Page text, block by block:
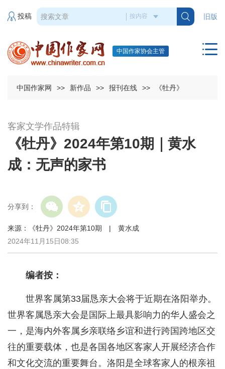
旧版
投稿
中国作家协会主管
中国作家网 >> 新作品 >> 报刊在线 >> 《牡丹》
客家文学作品特辑
《牡丹》2024年第10期｜黄水
成：无声的家书
分享到：
来源：《牡丹》2024年第10期 | 黄水成
2024年11月15日08:35
编者按：
世界客属第33届恳亲大会将于近期在洛阳举办。
世界客属恳亲大会是国际上最具影响力的华人盛会之
一，是海内外客属乡亲联络乡谊和进行跨国跨地区交
往的重要载体，也是各国各地区客家人开展经济合作
和文化交流的重要舞台。洛阳是全球客家人的根亲祖